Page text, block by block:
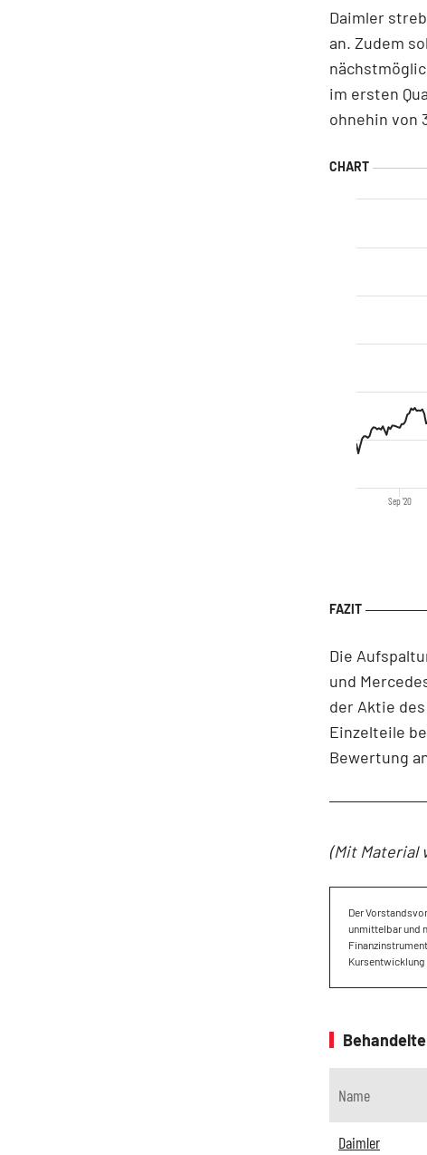
Daimler
an. Zudem
im ersten
ohnehin von
Sep '20
Die
und
der Aktie
Einzelteile
Bewertung
(Mit Material
Der
unmittelbar und
Name
Daimler